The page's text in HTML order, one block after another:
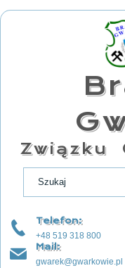
Związku
Telefon:
+48 519 318 800
Mail:
gwarek@gwarkowie.pl